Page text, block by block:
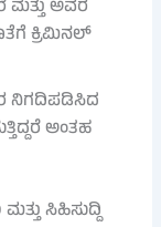
ಅವರ
ಕ್ರಿಮಿನಲ್
ನಿಗದಿಪಡಿಸಿದ
ಅಂತಹ
ಸಿಹಿಸುದ್ದಿ